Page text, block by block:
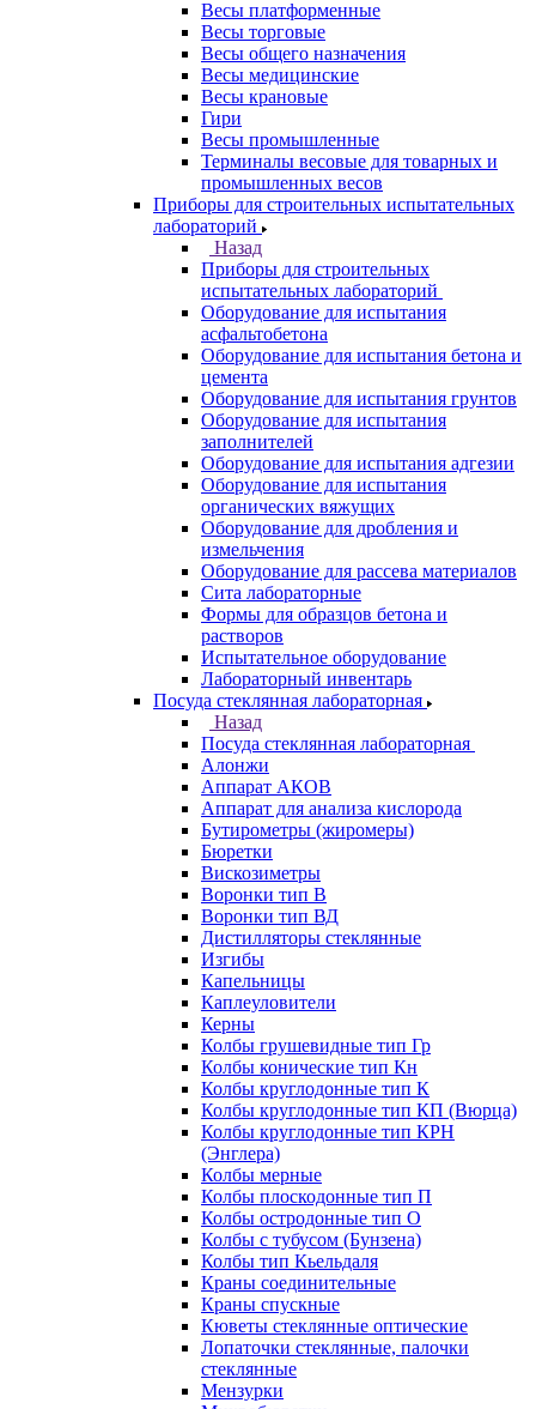
Весы платформенные
Весы торговые
Весы общего назначения
Весы медицинские
Весы крановые
Гири
Весы промышленные
Терминалы весовые для товарных и
промышленных весов
Приборы для строительных испытательных
лабораторий
Назад
Приборы для строительных
испытательных лабораторий
Оборудование для испытания
асфальтобетона
Оборудование для испытания бетона и
цемента
Оборудование для испытания грунтов
Оборудование для испытания
заполнителей
Оборудование для испытания адгезии
Оборудование для испытания
органических вяжущих
Оборудование для дробления и
измельчения
Оборудование для рассева материалов
Сита лабораторные
Формы для образцов бетона и
растворов
Испытательное оборудование
Лабораторный инвентарь
Посуда стеклянная лабораторная
Назад
Посуда стеклянная лабораторная
Алонжи
Аппарат АКОВ
Аппарат для анализа кислорода
Бутирометры (жиромеры)
Бюретки
Вискозиметры
Воронки тип В
Воронки тип ВД
Дистилляторы стеклянные
Изгибы
Капельницы
Каплеуловители
Керны
Колбы грушевидные тип Гр
Колбы конические тип Кн
Колбы круглодонные тип К
Колбы круглодонные тип КП (Вюрца)
Колбы круглодонные тип КРН
(Энглера)
Колбы мерные
Колбы плоскодонные тип П
Колбы остродонные тип О
Колбы с тубусом (Бунзена)
Колбы тип Кьельдаля
Краны соединительные
Краны спускные
Кюветы стеклянные оптические
Лопаточки стеклянные, палочки
стеклянные
Мензурки